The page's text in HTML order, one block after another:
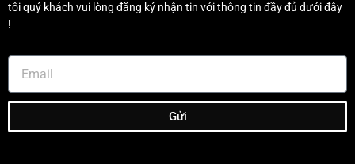
tôi quý khách vui lòng đăng ký nhận tin với thông tin đầy đủ dưới đây
!
Gửi